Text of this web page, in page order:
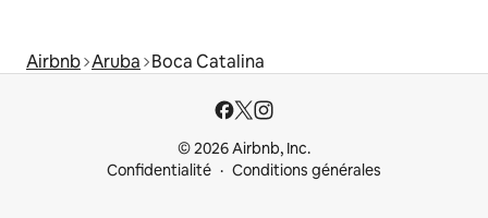
Airbnb Aruba Boca Catalina
© 2026 Airbnb, Inc.
Confidentialité
Conditions générales